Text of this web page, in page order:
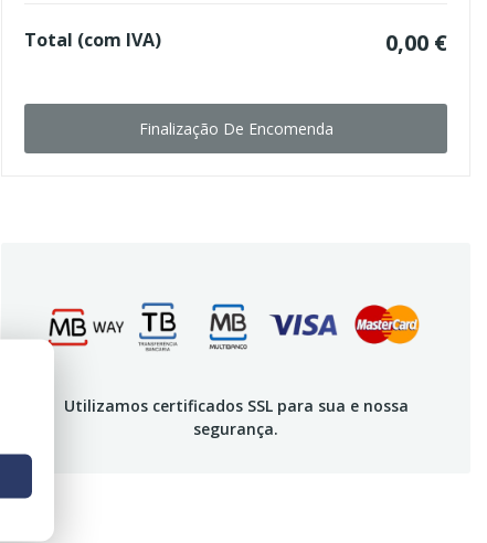
Total (com IVA) 0,00 €
Finalização De Encomenda
Utilizamos certificados SSL para sua e nossa
segurança.